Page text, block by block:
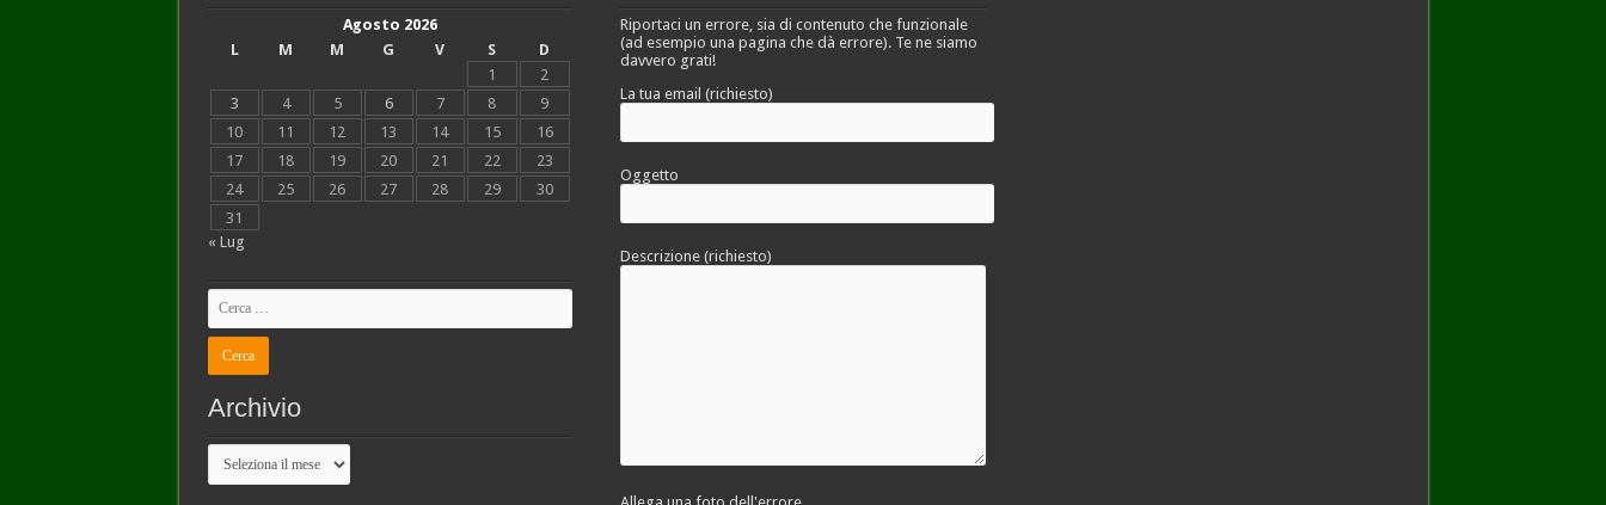
Agosto 2026
L
M M G V S
D
1
2
3
4 5 6 7 8
9
10
11 12 13 14 15
16
17
18 19 20 21 22
23
24
25 26 27 28 29
30
31
« Lug
Archivio
Archivio
Riportaci un errore, sia di contenuto che funzionale
(ad esempio una pagina che dà errore). Te ne siamo
davvero grati!
La tua email (richiesto)
Oggetto
Descrizione (richiesto)